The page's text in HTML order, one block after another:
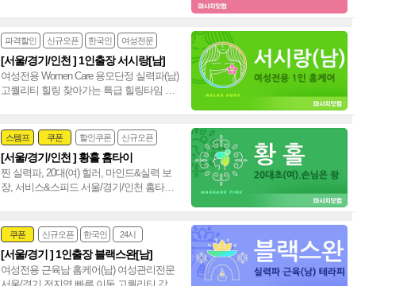
파격할인 신규오픈 한국인 여성전문
[서울/경기/인천 ] 1인출장 서시랑[남]
여성전용 Women Care 용모단정 실력파(남)
고퀄리티 힐링 찾아가는 특급 힐링타임 서
스템프 쿠폰 할인쿠폰 신규오픈
24시 홈케어
[서울/경기/인천 ] 황홀 홈타이
찐 실력파, 20대(여) 힐러, 마인드&실력 보
장, 서비스&스피드 서울/경기/인천 홈타이
쿠폰 신규오픈 한국인 24시
여성전문
[서울/경기 ] 1인출장 블랙스완[남]
여성전용 근육남 홈케어(남) 여성관리전문